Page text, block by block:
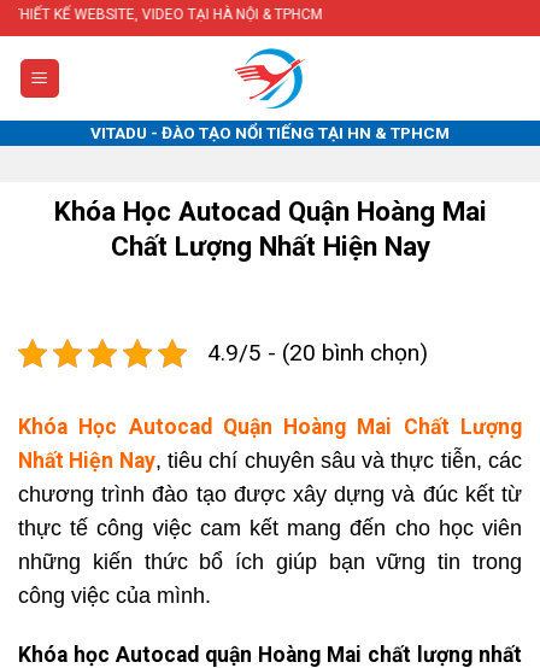
Skip
to
content
VIDEO TẠI HÀ NỘI & TPHCM
VITADU - ĐÀO TẠO NỔI TIẾNG TẠI HN & TPHCM
Khóa Học Autocad Quận Hoàng Mai
Chất Lượng Nhất Hiện Nay
4.9/5 - (20 bình chọn)
Khóa Học Autocad Quận Hoàng Mai Chất Lượng
Nhất Hiện Nay, tiêu chí chuyên sâu và thực tiễn, các
chương trình đào tạo được xây dựng và đúc kết từ
thực tế công việc cam kết mang đến cho học viên
những kiến thức bổ ích giúp bạn vững tin trong
công việc của mình.
Khóa học Autocad quận Hoàng Mai chất lượng nhất